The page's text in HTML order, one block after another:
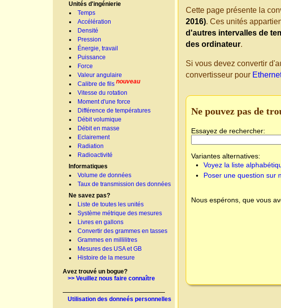
Unités d'ingénierie
Temps
Accélération
Densité
Pression
Énergie, travail
Puissance
Force
Valeur angulaire
Calibre de fils nouveau
Vitesse du rotation
Moment d'une force
Différence de températures
Débit volumique
Débit en masse
Eclairement
Radiation
Radioactivité
Informatiques
Volume de données
Taux de transmission des données
Ne savez pas?
Liste de toutes les unités
Système métrique des mesures
Livres en gallons
Convertir des grammes en tasses
Grammes en millilitres
Mesures des USA et GB
Histoire de la mesure
Avez trouvé un bogue?
>> Veuillez nous faire connaître
Utilisation des donneés personnelles
Cette page présente la
2016). Ces unités
d'autres intervalles de
des ordinateur.
Si vous devez convertir
convertisseur pour
Ne pouvez pas de
Essayez de rechercher:
Variantes alternatives:
Voyez la liste
Poser une question sur
Nous espérons, que vous